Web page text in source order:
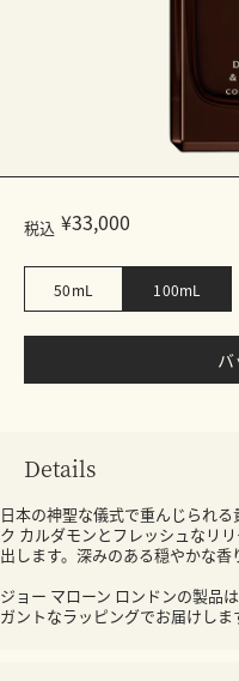
税込 ¥33,000
50mL 100mL
Details
日本の神聖な儀式で重んじられ
ク カルダモンとフレッシュなリ
出します。深みのある穏やかな香
ジョー マローン ロンドンの製品
ガントなラッピングでお届けしま